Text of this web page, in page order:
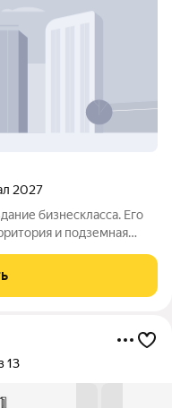
2027
дружелюбную
13